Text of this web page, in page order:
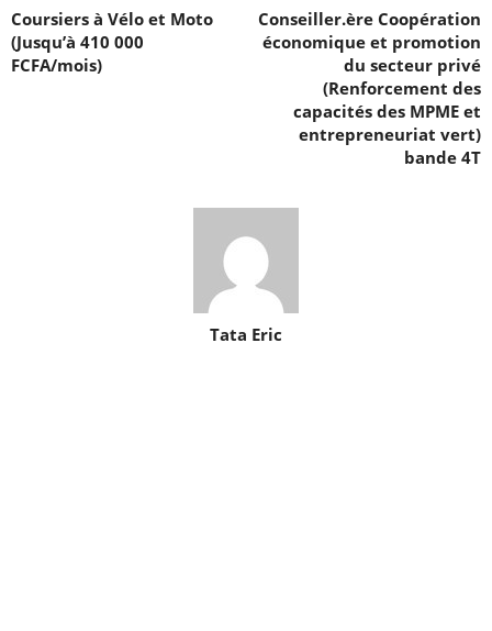
Coursiers à Vélo et Moto
(Jusqu’à 410 000
FCFA/mois)
Conseiller.ère Coopération
économique et promotion
du secteur privé
(Renforcement des
capacités des MPME et
entrepreneuriat vert)
bande 4T
Tata Eric